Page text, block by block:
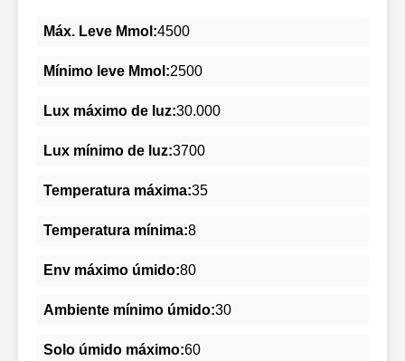
Máx. Leve Mmol:4500
Mínimo leve Mmol:2500
Lux máximo de luz:30.000
Lux mínimo de luz:3700
Temperatura máxima:35
Temperatura mínima:8
Env máximo úmido:80
Ambiente mínimo úmido:30
Solo úmido máximo:60